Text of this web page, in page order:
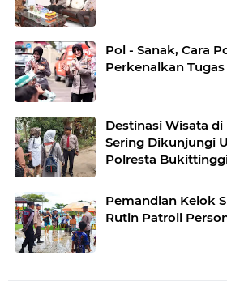
Pol - Sanak, Cara
Perkenalkan
Destinasi Wisata
Sering Dikunjungi
Polresta
Pemandian Kelok
Rutin Patroli